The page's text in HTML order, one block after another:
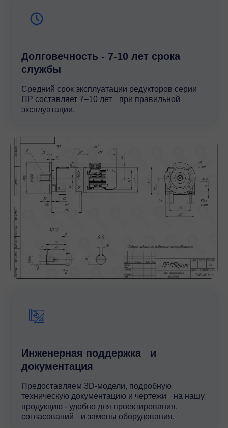
Долговечность - 7-10 лет срока
службы
Средний срок эксплуатации редукторов серии
ПР составляет 7–10 лет при правильной
эксплуатации.
Инженерная поддержка и
документация
Предоставляем 3D-модели, подробную
техническую документацию и чертежи на нашу
продукцию - удобно для проектирования,
согласований и замены оборудования.